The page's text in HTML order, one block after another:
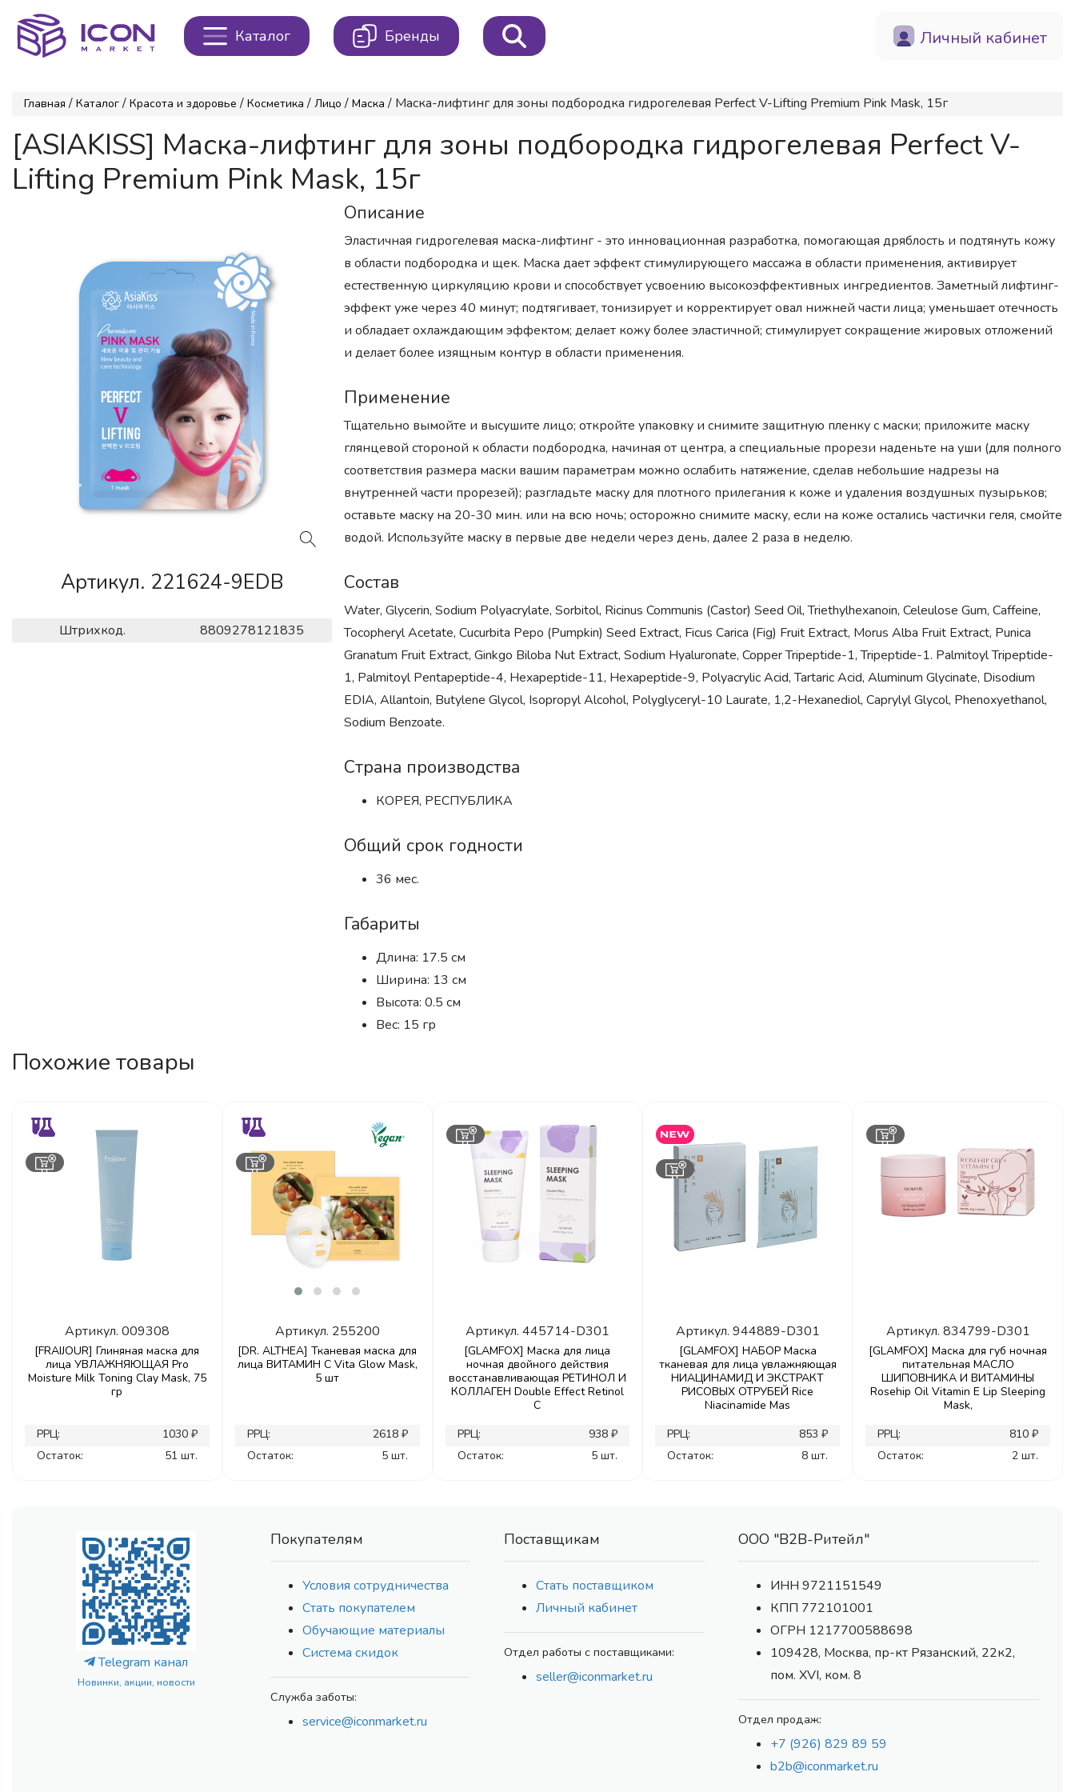
Каталог Бренды Личный кабинет
Главная / Каталог / Красота и здоровье / Косметика / Лицо / Маска / Маска-лифтинг для зоны подбородка гидрогелевая Perfect V-Lifting Premium Pink Mask, 15г
[ASIAKISS] Маска-лифтинг для зоны подбородка гидрогелевая Perfect V-
Lifting Premium Pink Mask, 15г
Артикул. 221624-9EDB
Штрихкод. 8809278121835
Описание
Эластичная гидрогелевая маска-лифтинг - это инновационная разработка, помогающая дряблость и подтянуть кожу
в области подбородка и щек. Маска дает эффект стимулирующего массажа в области применения, активирует
естественную циркуляцию крови и способствует усвоению высокоэффективных ингредиентов. Заметный лифтинг-
эффект уже через 40 минут; подтягивает, тонизирует и корректирует овал нижней части лица; уменьшает отечность
и обладает охлаждающим эффектом; делает кожу более эластичной; стимулирует сокращение жировых отложений
и делает более изящным контур в области применения.
Применение
Тщательно вымойте и высушите лицо; откройте упаковку и снимите защитную пленку с маски; приложите маску
глянцевой стороной к области подбородка, начиная от центра, а специальные прорези наденьте на уши (для полного
соответствия размера маски вашим параметрам можно ослабить натяжение, сделав небольшие надрезы на
внутренней части прорезей); разгладьте маску для плотного прилегания к коже и удаления воздушных пузырьков;
оставьте маску на 20-30 мин. или на всю ночь; осторожно снимите маску, если на коже остались частички геля, смойте
водой. Используйте маску в первые две недели через день, далее 2 раза в неделю.
Состав
Water, Glycerin, Sodium Polyacrylate, Sorbitol, Ricinus Communis (Castor) Seed Oil, Triethylhexanoin, Celeulose Gum, Caffeine,
Tocopheryl Acetate, Cucurbita Pepo (Pumpkin) Seed Extract, Ficus Carica (Fig) Fruit Extract, Morus Alba Fruit Extract, Punica
Granatum Fruit Extract, Ginkgo Biloba Nut Extract, Sodium Hyaluronate, Copper Tripeptide-1, Tripeptide-1. Palmitoyl Tripeptide-
1, Palmitoyl Pentapeptide-4, Hexapeptide-11, Hexapeptide-9, Polyacrylic Acid, Tartaric Acid, Aluminum Glycinate, Disodium
EDIA, Allantoin, Butylene Glycol, Isopropyl Alcohol, Polyglyceryl-10 Laurate, 1,2-Hexanediol, Caprylyl Glycol, Phenoxyethanol,
Sodium Benzoate.
Страна производства
КОРЕЯ, РЕСПУБЛИКА
Общий срок годности
36 мес.
Габариты
Длина: 17.5 см
Ширина: 13 см
Высота: 0.5 см
Вес: 15 гр
Похожие товары
Артикул. 009308
[FRAIJOUR] Глиняная маска для
лица УВЛАЖНЯЮЩАЯ Pro
Moisture Milk Toning Clay Mask, 75
гр
РРЦ:
1030 ₽
Остаток:
51 шт.
Артикул. 255200
[DR. ALTHEA] Тканевая маска для
лица ВИТАМИН С Vita Glow Mask,
5 шт
РРЦ:
2618 ₽
Остаток:
5 шт.
Артикул. 445714-D301
[GLAMFOX] Маска для лица
ночная двойного действия
восстанавливающая РЕТИНОЛ И
КОЛЛАГЕН Double Effect Retinol
C
РРЦ:
938 ₽
Остаток:
5 шт.
Артикул. 944889-D301
[GLAMFOX] НАБОР Маска
тканевая для лица увлажняющая
НИАЦИНАМИД И ЭКСТРАКТ
РИСОВЫХ ОТРУБЕЙ Rice
Niacinamide Mas
РРЦ:
853 ₽
Остаток:
8 шт.
Артикул. 834799-D301
[GLAMFOX] Маска для губ ночная
питательная МАСЛО
ШИПОВНИКА И ВИТАМИНЫ
Rosehip Oil Vitamin E Lip Sleeping
Mask,
РРЦ:
810 ₽
Остаток:
2 шт.
Telegram канал
Новинки, акции, новости
Покупателям
Условия сотрудничества
Стать покупателем
Обучающие материалы
Система скидок
Служба заботы:
service@iconmarket.ru
Поставщикам
Стать поставщиком
Личный кабинет
Отдел работы с поставщиками:
seller@iconmarket.ru
ООО "В2В-Ритейл"
ИНН 9721151549
КПП 772101001
ОГРН 1217700588698
109428, Москва, пр-кт Рязанский, 22к2,
пом. XVI, ком. 8
Отдел продаж:
+7 (926) 829 89 59
b2b@iconmarket.ru